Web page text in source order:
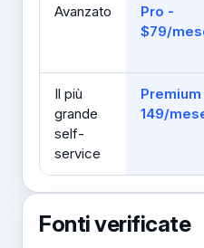
Avanzato
Pro -
$79/
Il più
grande
self-
service
149/
Fonti verificate